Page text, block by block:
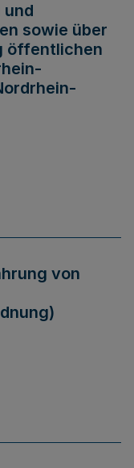
und
sowie über
öffentlichen
von